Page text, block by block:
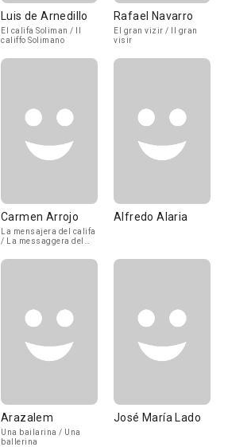
Luis de Arnedillo
El califa Soliman / Il
califfo Solimano
Rafael Navarro
El gran vizir / Il gran
visir
Carmen Arrojo
La mensajera del califa
/ La messaggera del
Alfredo Alaria
Arazalem
Una bailarina / Una
ballerina
José María Lado